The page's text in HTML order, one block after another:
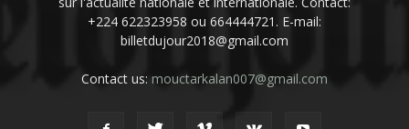
+224 622323958 ou 664444721. E-mail:
billetdujour2018@gmail.com
Contact us: mouctarkalan007@gmail.com